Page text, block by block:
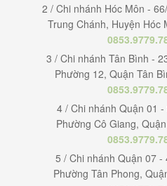
2 / Chi nhánh Hóc Môn -
Trung Chánh, Huyện Hóc
3 / Chi nhánh Tân Bình -
Phường 12, Quận Tân
4 / Chi nhánh Quận 01
Phường Cô Giang,
5 / Chi nhánh Quận 07
Phường Tân Phong,